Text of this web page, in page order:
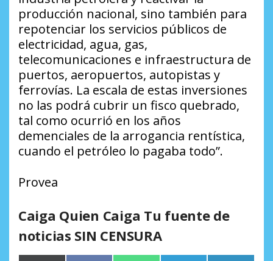
producción nacional, sino también para
repotenciar los servicios públicos de
electricidad, agua, gas,
telecomunicaciones e infraestructura de
puertos, aeropuertos, autopistas y
ferrovías. La escala de estas inversiones
no las podrá cubrir un fisco quebrado,
tal como ocurrió en los años
demenciales de la arrogancia rentística,
cuando el petróleo lo pagaba todo”.
Provea
Caiga Quien Caiga Tu fuente de
noticias SIN CENSURA